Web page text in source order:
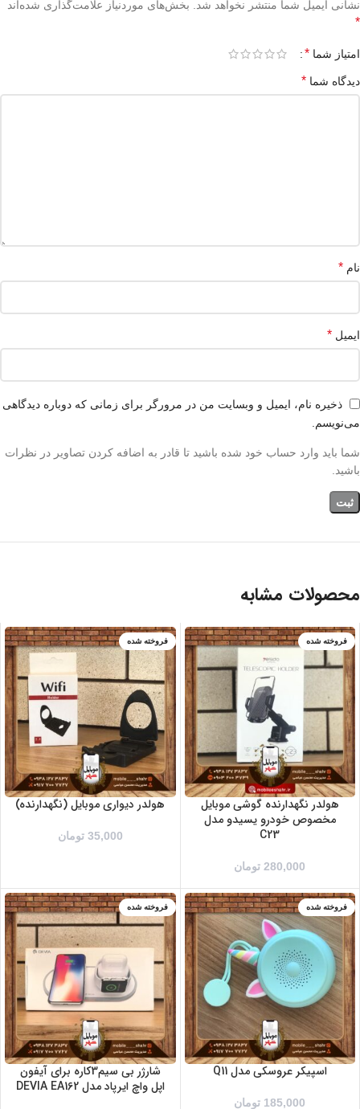
نشانی ایمیل شما منتشر نخواهد شد. بخش‌های موردنیاز علامت‌گذاری شده‌اند
*
امتیاز شما *
دیدگاه شما *
نام *
ایمیل *
ذخیره نام، ایمیل و وبسایت من در مرورگر برای زمانی که دوباره دیدگاهی
می‌نویسم.
شما باید وارد حساب خود شده باشید تا قادر به اضافه کردن تصاویر در نظرات
باشید.
محصولات مشابه
فروخته شده
هولدر نگهدارنده گوشی موبایل
مخصوص خودرو یسیدو مدل
C23
280,000 تومان
فروخته شده
هولدر دیواری موبایل (نگهدارنده)
35,000 تومان
فروخته شده
اسپیکر عروسکی مدل Q11
185,000 تومان
فروخته شده
شارژر بی سیم3کاره برای آیفون
اپل واچ ایرپاد مدل DEVIA EA162